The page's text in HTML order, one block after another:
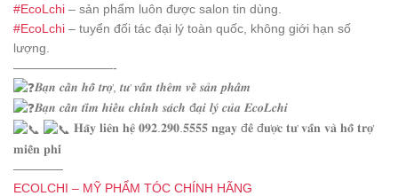
#EcoLchi – sản phẩm luôn được salon tin dùng.
#EcoLchi – tuyển đối tác đại lý toàn quốc, không giới hạn số
lượng.
————————-
𝑩𝒂̣𝒏 𝒄𝒂̂̀𝒏 𝒉𝒐̂̃ 𝒕𝒓𝒐̛̣, 𝒕𝒖̛ 𝒗𝒂̂́𝒏 𝒕𝒉𝒆̂𝒎 𝒗𝒆̂̀ 𝒔𝒂̉𝒏 𝒑𝒉𝒂̂̉𝒎
𝑩𝒂̣𝒏 𝒄𝒂̂̀𝒏 𝒕𝒊̀𝒎 𝒉𝒊𝒆̂̉𝒖 𝒄𝒉𝒊́𝒏𝒉 𝒔𝒂́𝒄𝒉 đ𝒂̣𝒊 𝒍𝒚́ 𝒄𝒖̉𝒂 𝑬𝒄𝒐𝑳𝒄𝒉𝒊
𝐇𝐚̃𝐲 𝐥𝐢𝐞̂𝐧 𝐡𝐞̣̂ 𝟎𝟗𝟐.𝟐𝟗𝟎.𝟓𝟓𝟓𝟓 𝐧𝐠𝐚𝐲 đ𝐞̂̉ đ𝐮̛𝐨̛̣𝐜 𝐭𝐮̛ 𝐯𝐚̂́𝐧 𝐯𝐚̀ 𝐡𝐨̂̃ 𝐭𝐫𝐨̛̣
𝐦𝐢𝐞̂̃𝐧 𝐩𝐡𝐢́
————
ECOLCHI – MỸ PHẨM TÓC CHÍNH HÃNG